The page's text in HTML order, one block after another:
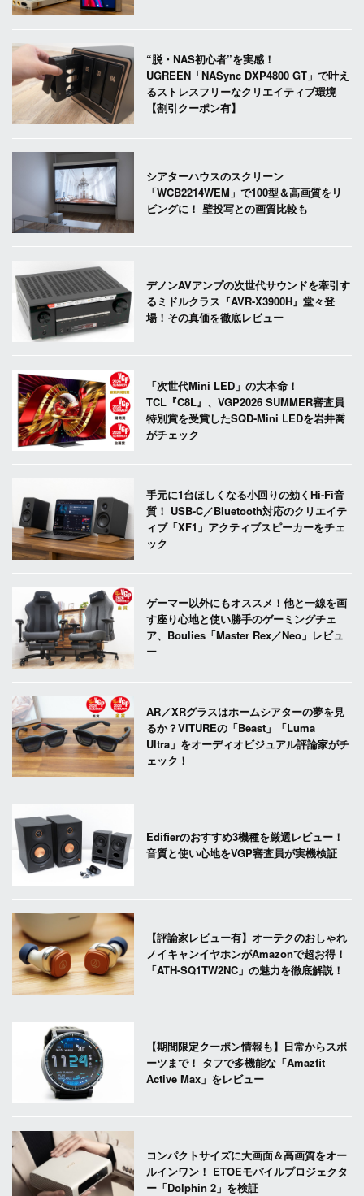
“脱・NAS初心者”を実感！
UGREEN「NASync DXP4800 GT」で叶え
るストレスフリーなクリエイティブ環境
【割引クーポン有】
シアターハウスのスクリーン
「WCB2214WEM」で100型＆高画質をリ
ビングに！ 壁投写との画質比較も
デノンAVアンプの次世代サウンドを牽引す
るミドルクラス『AVR-X3900H』堂々登
場！その真価を徹底レビュー
「次世代Mini LED」の大本命！
TCL『C8L』、VGP2026 SUMMER審査員
特別賞を受賞したSQD-Mini LEDを岩井喬
がチェック
手元に1台ほしくなる小回りの効くHi-Fi音
質！ USB-C／Bluetooth対応のクリエイテ
ィブ「XF1」アクティブスピーカーをチェ
ック
ゲーマー以外にもオススメ！他と一線を画
す座り心地と使い勝手のゲーミングチェ
ア、Boulies「Master Rex／Neo」レビュ
ー
AR／XRグラスはホームシアターの夢を見
るか？VITUREの「Beast」「Luma
Ultra」をオーディオビジュアル評論家がチ
ェック！
Edifierのおすすめ3機種を厳選レビュー！
音質と使い心地をVGP審査員が実機検証
【評論家レビュー有】オーテクのおしゃれ
ノイキャンイヤホンがAmazonで超お得！
「ATH-SQ1TW2NC」の魅力を徹底解説！
【期間限定クーポン情報も】日常からスポ
ーツまで！ タフで多機能な「Amazfit
Active Max」をレビュー
コンパクトサイズに大画面＆高画質をオー
ルインワン！ ETOEモバイルプロジェクタ
ー「Dolphin 2」を検証